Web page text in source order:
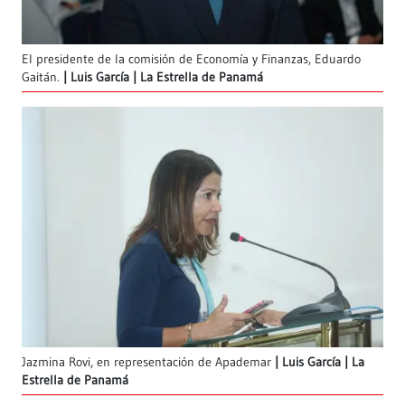
El presidente de la comisión de Economía y Finanzas, Eduardo
Gaitán.
Luis García | La Estrella de Panamá
Jazmina Rovi, en representación de Apademar
Luis García | La
Estrella de Panamá